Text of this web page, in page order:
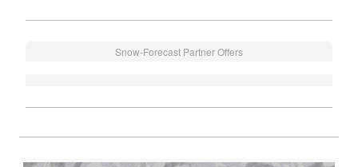
Snow-Forecast Partner Offers